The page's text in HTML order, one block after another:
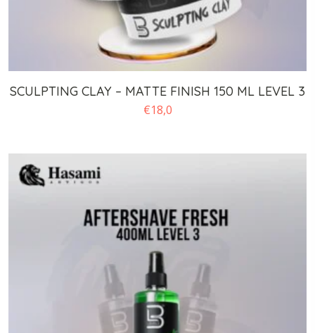
SCULPTING CLAY – MATTE FINISH 150 ML LEVEL 3
€18,0